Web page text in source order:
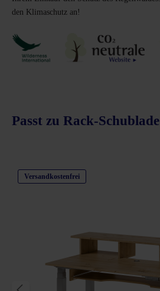
den Klimaschutz an!
Passt zu Rack-Schublade
Bewertung von 4.8 von 5 Sternen
Versandkostenfrei